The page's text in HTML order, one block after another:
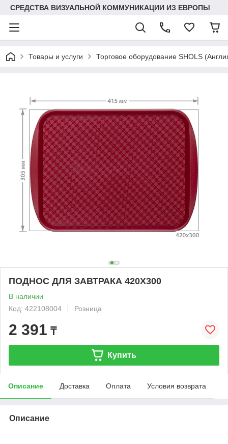
СРЕДСТВА ВИЗУАЛЬНОЙ КОММУНИКАЦИИ ИЗ ЕВРОПЫ
Товары и услуги Торговое оборудование SHOLS
ПОДНОС ДЛЯ ЗАВТРАКА 420X300
В наличии
Код: 422108004
Розница
2 391 ₸
Купить
Описание Доставка Оплата Условия возврата
Описание